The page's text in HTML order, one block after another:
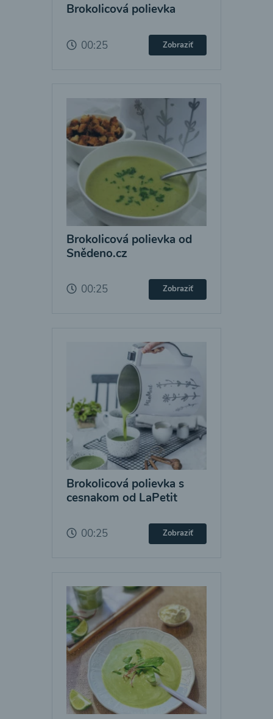
Brokolicová polievka
00:25 Zobraziť
Brokolicová polievka od
Snědeno.cz
00:25 Zobraziť
Brokolicová polievka s
cesnakom od LaPetit
00:25 Zobraziť